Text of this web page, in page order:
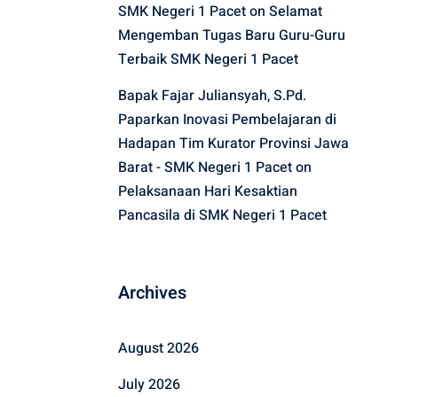
SMK Negeri 1 Paceton Selamat
Mengemban Tugas Baru Guru-Guru
Terbaik SMK Negeri 1 Pacet
Bapak Fajar Juliansyah, S.Pd.
Paparkan Inovasi Pembelajaran di
Hadapan Tim Kurator Provinsi Jawa
Barat - SMK Negeri 1 Paceton
Pelaksanaan Hari Kesaktian
Pancasila di SMK Negeri 1 Pacet
Archives
August 2026
July 2026